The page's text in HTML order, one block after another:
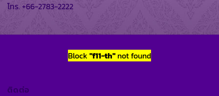
โทร. +66-2783-2222
Block "f11-th" not found
ติดต่อ